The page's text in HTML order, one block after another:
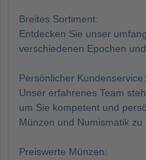
Breites Sortiment:
Entdecken Sie unser
verschiedenen Epochen
Persönlicher Kundenservice:
Unser erfahrenes Team
um Sie kompetent und
Münzen und Numismatik zu
Preiswerte Münzen: